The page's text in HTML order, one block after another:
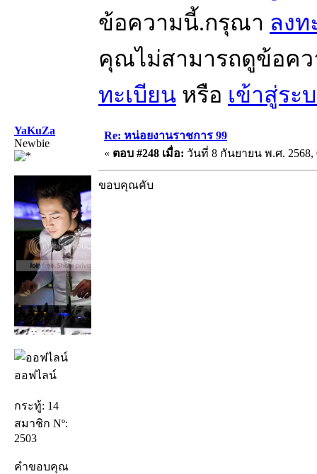
ข้อความนี้.กรุณา ลงท
คุณไม่สามารถดูข้อค
ทะเบียน หรือ เข้าสู่ระ
YaKuZa
Newbie
ออฟไลน์
กระทู้: 14
สมาชิก Nº:
2503
คำขอบคุณ
Re: หน่อยงานราชการ 99
« ตอบ #248 เมื่อ: วันที่ 8 กันยายน พ.ศ. 2568,
ขอบคุณคับ